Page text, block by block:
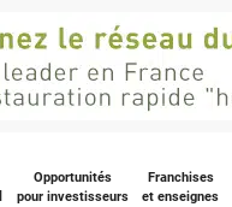
Opportunités
pour investisseurs
Franchises
et enseignes